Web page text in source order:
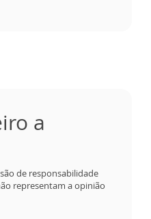
a
de responsabilidade
representam a opinião